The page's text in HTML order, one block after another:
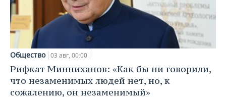
Общество 03 авг, 00:00
Рифкат Минниханов: «Как бы ни говорили,
что незаменимых людей нет, но, к
сожалению, он незаменимый»